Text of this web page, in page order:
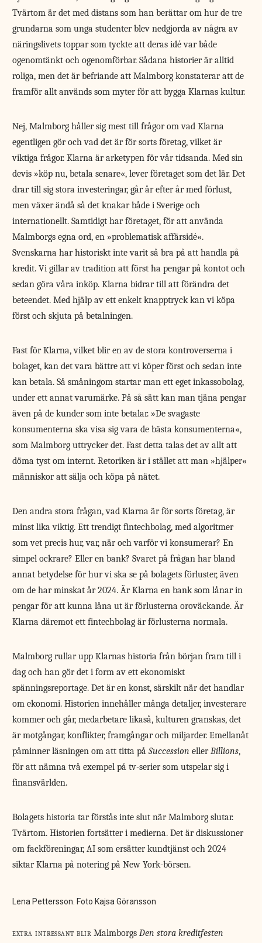
Tvärtom är det med distans som han berättar om hur de tre
grundarna som unga studenter blev nedgjorda av några av
näringslivets toppar som tyckte att deras idé var både
ogenomtänkt och ogenomförbar. Sådana historier är alltid
roliga, men det är befriande att Malmborg konstaterar att de
framför allt används som myter för att bygga Klarnas kultur.
Nej, Malmborg håller sig mest till frågor om vad Klarna
egentligen gör och vad det är för sorts företag, vilket är
viktiga frågor. Klarna är arketypen för vår tidsanda. Med sin
devis »köp nu, betala senare«, lever företaget som det lär. Det
drar till sig stora investeringar, går år efter år med förlust,
men växer ändå så det knakar både i Sverige och
internationellt. Samtidigt har företaget, för att använda
Malmborgs egna ord, en »problematisk affärsidé«.
Svenskarna har historiskt inte varit så bra på att handla på
kredit. Vi gillar av tradition att först ha pengar på kontot och
sedan göra våra inköp. Klarna bidrar till att förändra det
beteendet. Med hjälp av ett enkelt knapptryck kan vi köpa
först och skjuta på betalningen.
Fast för Klarna, vilket blir en av de stora kontroverserna i
bolaget, kan det vara bättre att vi köper först och sedan inte
kan betala. Så småningom startar man ett eget inkassobolag,
under ett annat varumärke. På så sätt kan man tjäna pengar
även på de kunder som inte betalar. »De svagaste
konsumenterna ska visa sig vara de bästa konsumenterna«,
som Malmborg uttrycker det. Fast detta talas det av allt att
döma tyst om internt. Retoriken är i stället att man »hjälper«
människor att sälja och köpa på nätet.
Den andra stora frågan, vad Klarna är för sorts företag, är
minst lika viktig. Ett trendigt fintechbolag, med algoritmer
som vet precis hur, var, när och varför vi konsumerar? En
simpel ockrare? Eller en bank? Svaret på frågan har bland
annat betydelse för hur vi ska se på bolagets förluster, även
om de har minskat år 2024. Är Klarna en bank som lånar in
pengar för att kunna låna ut är förlusterna oroväckande. Är
Klarna däremot ett fintechbolag är förlusterna normala.
Malmborg rullar upp Klarnas historia från början fram till i
dag och han gör det i form av ett ekonomiskt
spänningsreportage. Det är en konst, särskilt när det handlar
om ekonomi. Historien innehåller många detaljer, investerare
kommer och går, medarbetare likaså, kulturen granskas, det
är motgångar, konflikter, framgångar och miljarder. Emellanåt
påminner läsningen om att titta påSuccession ellerBillions,
för att nämna två exempel på tv-serier som utspelar sig i
finansvärlden.
Bolagets historia tar förstås inte slut när Malmborg slutar.
Tvärtom. Historien fortsätter i medierna. Det är diskussioner
om fackföreningar, AI som ersätter kundtjänst och 2024
siktar Klarna på notering på New York-börsen.
Lena Pettersson. Foto Kajsa Göransson
extra intressant blir MalmborgsDen stora kreditfesten